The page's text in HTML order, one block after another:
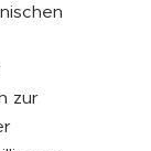
zur